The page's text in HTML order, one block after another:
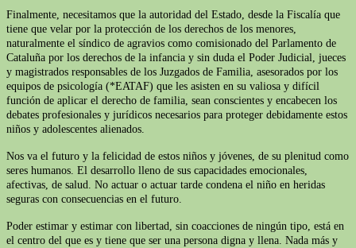
Finalmente, necesitamos que la autoridad del Estado, desde la Fiscalía que
tiene que velar por la protección de los derechos de los menores,
naturalmente el síndico de agravios como comisionado del Parlamento de
Cataluña por los derechos de la infancia y sin duda el Poder Judicial, jueces
y magistrados responsables de los Juzgados de Familia, asesorados por los
equipos de psicología (*EATAF) que les asisten en su valiosa y difícil
función de aplicar el derecho de familia, sean conscientes y encabecen los
debates profesionales y jurídicos necesarios para proteger debidamente estos
niños y adolescentes alienados.
Nos va el futuro y la felicidad de estos niños y jóvenes, de su plenitud como
seres humanos. El desarrollo lleno de sus capacidades emocionales,
afectivas, de salud. No actuar o actuar tarde condena el niño en heridas
seguras con consecuencias en el futuro.
Poder estimar y estimar con libertad, sin coacciones de ningún tipo, está en
el centro del que es y tiene que ser una persona digna y llena. Nada más y